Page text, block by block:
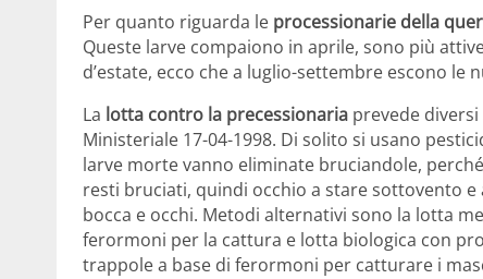
Per quanto riguarda le processionarie della
Queste larve compaiono in aprile, sono più
d’estate, ecco che a luglio-settembre escono le
La lotta contro la precessionaria prevede
Ministeriale 17-04-1998. Di solito si usano
larve morte vanno eliminate bruciandole,
resti bruciati, quindi occhio a stare sottovento
bocca e occhi. Metodi alternativi sono la lotta
ferormoni per la cattura e lotta biologica con
trappole a base di ferormoni per catturare i